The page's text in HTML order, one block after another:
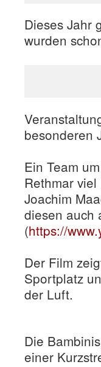
Dieses Jahr
wurden
besonderen
Ein Team
Rethmar
Joachim
diesen auch
(https://
Der Film
Sportplatz
der Luft.
Die
einer